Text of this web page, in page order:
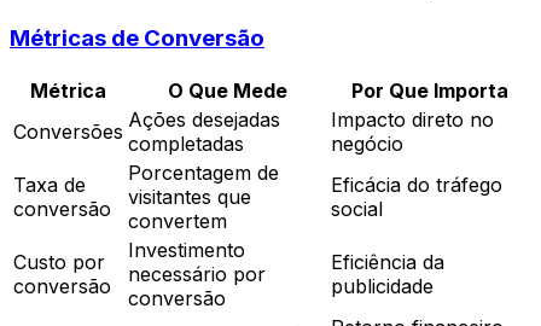
Métricas de Conversão
Métrica O Que Mede
Por Que Importa
Conversões Ações desejadas
completadas
Impacto direto no
negócio
Taxa de
conversão
Porcentagem de
visitantes que
convertem
Eficácia do tráfego
social
Custo por
conversão
Investimento
necessário por
conversão
Eficiência da
publicidade